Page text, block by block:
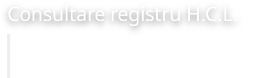
Consultare registru H.C.L.